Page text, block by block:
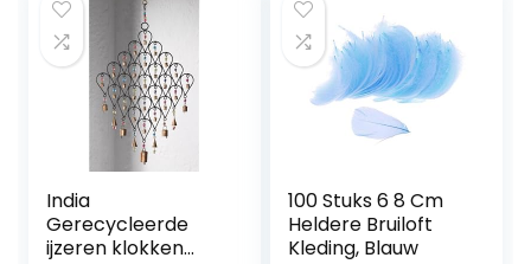
India
Gerecycleerde
ijzeren klokken
100 Stuks 6 8 Cm
Heldere Bruiloft
Kleding, Blauw